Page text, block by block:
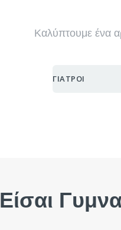
Καλύπτουμε ένα
ΓΙΑΤΡΟΙ
Είσαι